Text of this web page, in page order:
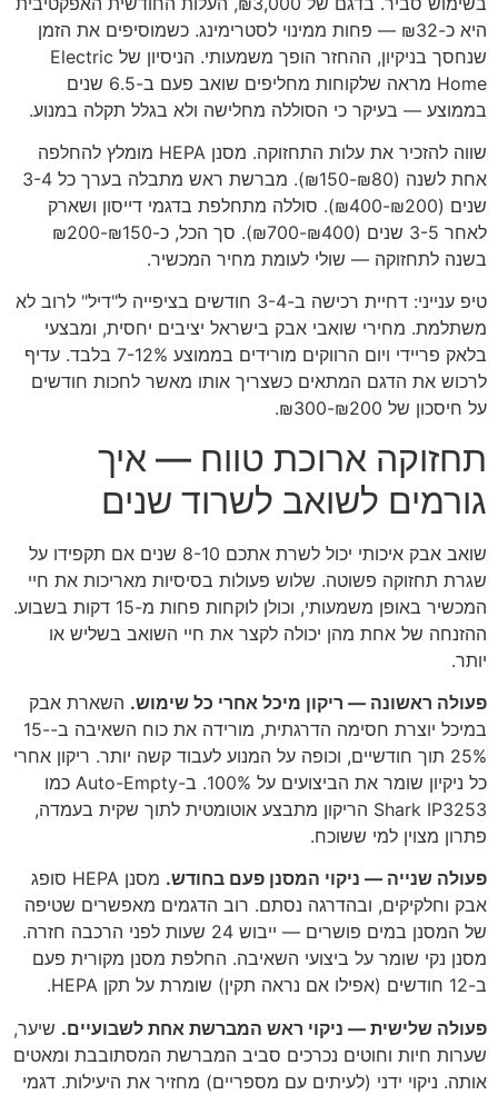
היא כ-₪32 — פחות ממינוי לסטרימינג. כשמוסיפים את הזמן
שנחסך בניקיון, ההחזר הופך משמעותי. הניסיון של Electric
Home מראה שלקוחות מחליפים שואב פעם ב-6.5 שנים
בממוצע — בעיקר כי הסוללה מחלישה ולא בגלל תקלה במנוע.
שווה להזכיר את עלות התחזוקה. מסנן HEPA מומלץ להחלפה
אחת לשנה (₪80-₪150). מברשת ראש מתבלה בערך כל 3-4
שנים (₪200-₪400). סוללה מתחלפת בדגמי דייסון ושארק
לאחר 3-5 שנים (₪400-₪700). סך הכל, כ-₪150-₪200
בשנה לתחזוקה — שולי לעומת מחיר המכשיר.
טיפ ענייני: דחיית רכישה ב-3-4 חודשים בציפייה ל"דיל" לרוב לא
משתלמת. מחירי שואבי אבק בישראל יציבים יחסית, ומבצעי
בלאק פריידי ויום הרווקים מורידים בממוצע 7-12% בלבד. עדיף
לרכוש את הדגם המתאים כשצריך אותו מאשר לחכות חודשים
על חיסכון של ₪200-₪300.
תחזוקה ארוכת טווח — איך
גורמים לשואב לשרוד שנים
שואב אבק איכותי יכול לשרת אתכם 8-10 שנים אם תקפידו על
שגרת תחזוקה פשוטה. שלוש פעולות בסיסיות מאריכות את חיי
המכשיר באופן משמעותי, וכולן לוקחות פחות מ-15 דקות בשבוע.
ההזנחה של אחת מהן יכולה לקצר את חיי השואב בשליש או
יותר.
פעולה ראשונה — ריקון מיכל אחרי כל שימוש. השארת אבק
במיכל יוצרת חסימה הדרגתית, מורידה את כוח השאיבה ב-15-
25% תוך חודשיים, וכופה על המנוע לעבוד קשה יותר. ריקון אחרי
כל ניקיון שומר את הביצועים על 100%. ב-Auto-Empty כמו
Shark IP3253 הריקון מתבצע אוטומטית לתוך שקית בעמדה,
פתרון מצוין למי ששוכח.
פעולה שנייה — ניקוי המסנן פעם בחודש.
מסנן HEPA סופג
אבק וחלקיקים, ובהדרגה נסתם. רוב הדגמים מאפשרים שטיפה
של המסנן במים פושרים — ייבוש 24 שעות לפני הרכבה חזרה.
מסנן נקי שומר על ביצועי השאיבה. החלפת מסנן מקורית פעם
ב-12 חודשים (אפילו אם נראה תקין) שומרת על תקן HEPA.
פעולה שלישית — ניקוי ראש המברשת אחת לשבועיים. שיער,
שערות חיות וחוטים נכרכים סביב המברשת המסתובבת ומאטים
אותה. ניקוי ידני (לעיתים עם מספריים) מחזיר את היעילות. דגמי